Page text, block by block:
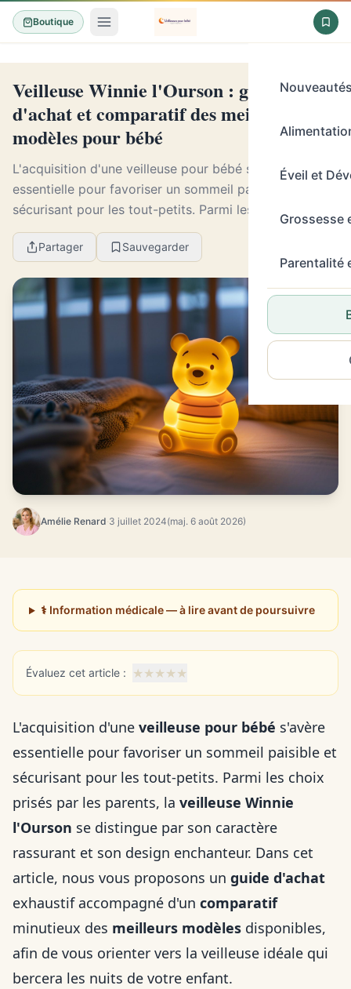
Boutique
Éveil et
Grossesse
Parentalité
Veilleuse Winnie l'Ourson : guide
d'achat et comparatif des meilleurs
modèles pour bébé
L'acquisition d'une veilleuse pour bébé s'avère
essentielle pour favoriser un sommeil paisible et
sécurisant pour les tout-petits. Parmi les choix prisés
par les parents, la veilleuse Winnie l'Ourson ...
Partager Sauvegarder
Amélie Renard·3 juillet 2024(maj. 6 août 2026)
⚕️ Information médicale — à lire avant de poursuivre
Évaluez cet article : ★★★★★
L'acquisition d'une veilleuse pour bébé s'avère
essentielle pour favoriser un sommeil paisible et
sécurisant pour les tout-petits. Parmi les choix
prisés par les parents, la veilleuse Winnie
l'Ourson se distingue par son caractère
rassurant et son design enchanteur. Dans cet
article, nous vous proposons un guide d'achat
exhaustif accompagné d'un comparatif
minutieux des meilleurs modèles disponibles,
afin de vous orienter vers la veilleuse idéale qui
bercera les nuits de votre enfant.